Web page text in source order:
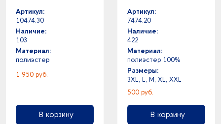
Артикул:
10474.30
Наличие:
103
Материал:
полиэстер
1 950 руб.
В корзину
Артикул:
7474.20
Наличие:
422
Материал:
полиэстер 100%
Размеры:
3XL, L, M, XL, XXL
500 руб.
В корзину